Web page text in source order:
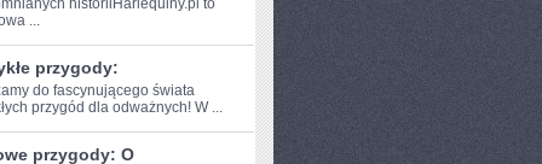
historiiHarlequiny.pl to
...
przygody:
do fascynującego świata
przygód dla‌ odważnych! W ...
przygody: O